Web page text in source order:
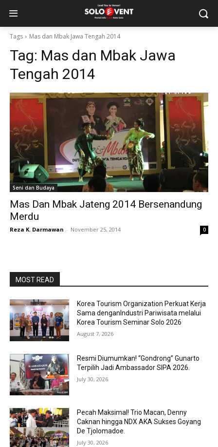
Tags Mas dan Mbak Jawa Tengah 2014
Tag: Mas dan Mbak Jawa
Tengah 2014
Seni dan Budaya
Mas Dan Mbak Jateng 2014 Bersenandung
Merdu
Reza K. Darmawan - November 25, 2014 0
MOST READ
Korea Tourism Organization Perkuat Kerja
Sama denganIndustri Pariwisata melalui
Korea Tourism Seminar Solo 2026
August 7, 2026
Resmi Diumumkan! “Gondrong” Gunarto
Terpilih Jadi Ambassador SIPA 2026.
July 30, 2026
Pecah Maksimal! Trio Macan, Denny
Caknan hingga NDX AKA Sukses Goyang
De Tjolomadoe.
July 30, 2026